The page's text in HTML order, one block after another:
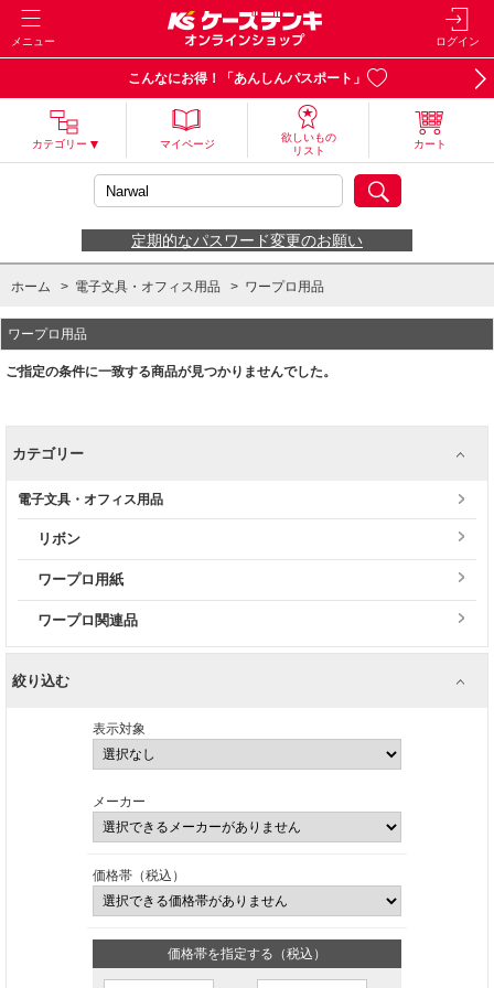
メニュー ログイン
こんなにお得！「あんしんパスポート」
カテゴリー マイページ
欲しいもの
リスト
カート
定期的なパスワード変更のお願い
ホーム > 電子文具・オフィス用品 > ワープロ用品
ワープロ用品
ご指定の条件に一致する商品が見つかりませんでした。
カテゴリー
電子文具・オフィス用品
リボン
ワープロ用紙
ワープロ関連品
絞り込む
表示対象
メーカー
価格帯（税込）
価格帯を指定する（税込）